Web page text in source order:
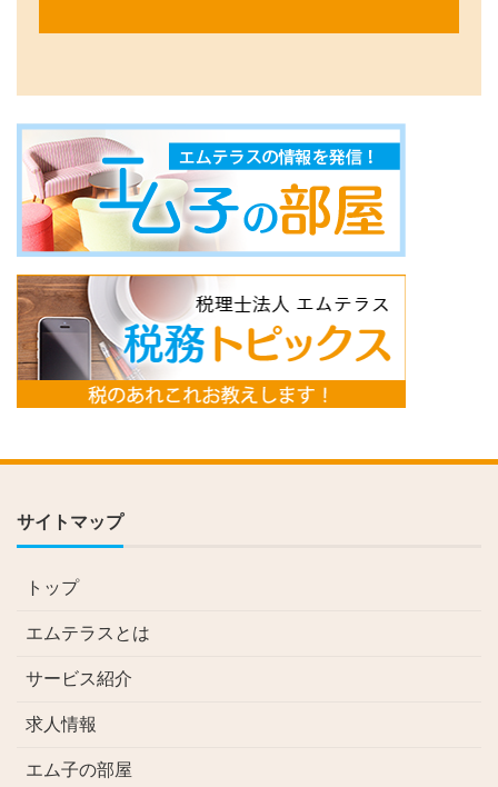
サイトマップ
トップ
エムテラスとは
サービス紹介
求人情報
エム子の部屋